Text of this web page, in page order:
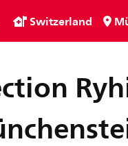
Switzerland